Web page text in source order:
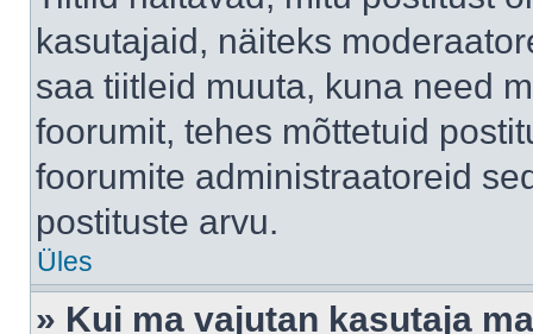
kasutajaid, näiteks
saa tiitleid muuta, kuna need
foorumit, tehes mõttetuid
foorumite administraatoreid
postituste arvu.
Üles
» Kui ma vajutan kasutaja